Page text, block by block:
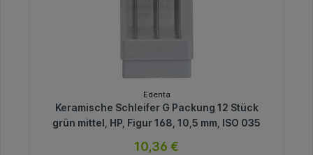
Edenta
Keramische Schleifer G Packung 12 Stück
grün mittel, HP, Figur 168, 10,5 mm, ISO 035
10,36 €